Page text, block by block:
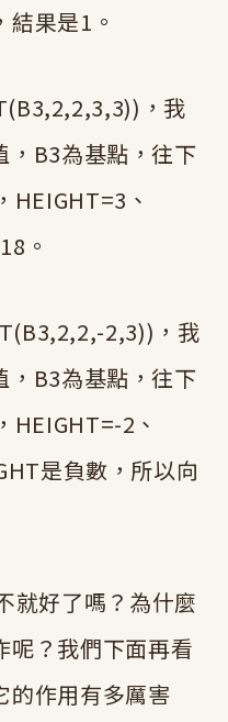
果是1。
，我
，B3為基點，往下
HEIGHT=3、
。
2,3))，我
，B3為基點，往下
HEIGHT=-2、
是負數，所以向
就好了嗎？為什麼
呢？我們下面再看
的作用有多厲害